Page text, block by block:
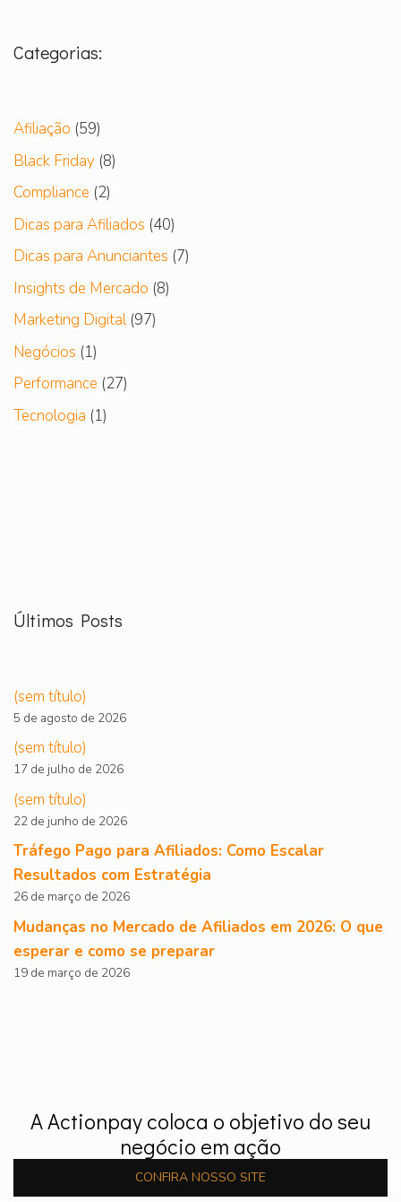
Categorias:
Afiliação (59)
Black Friday (8)
Compliance (2)
Dicas para Afiliados (40)
Dicas para Anunciantes (7)
Insights de Mercado (8)
Marketing Digital(97)
Negócios (1)
Performance (27)
Tecnologia (1)
Últimos Posts
(sem título)
5 de agosto de 2026
(sem título)
17 de julho de 2026
(sem título)
22 de junho de 2026
Tráfego Pago para Afiliados: Como Escalar
Resultados com Estratégia
26 de março de 2026
Mudanças no Mercado de Afiliados em 2026: O que
esperar e como se preparar
19 de março de 2026
A Actionpay coloca o objetivo do seu
negócio em ação
CONFIRA NOSSO SITE